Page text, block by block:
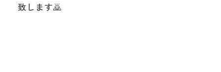
致します🙇